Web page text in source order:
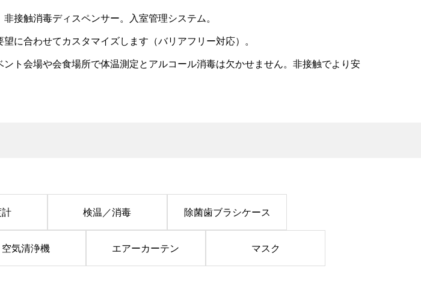
接触消毒ディスペンサー。入室管理システム。
に合わせてカスタマイズします（バリアフリー対応）。
ト会場や会食場所で体温測定とアルコール消毒は欠かせません。非接触でより安
検温／消毒 除菌歯ブラシケース
空気清浄機 エアーカーテン マスク